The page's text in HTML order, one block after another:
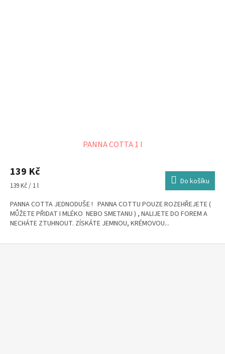
PANNA COTTA 1 l
139 Kč
Měrná
139 Kč / 1 l Do košíku
PANNA COTTA JEDNODUŠE ! PANNA COTTU POUZE ROZEHŘEJETE (
MŮŽETE PŘIDAT I MLÉKO NEBO SMETANU ) , NALIJETE DO FOREM A
NECHÁTE ZTUHNOUT. ZÍSKÁTE JEMNOU, KRÉMOVOU...